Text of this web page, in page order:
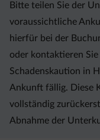
Bitte teilen Sie der
voraussichtliche
hierfür bei der
oder kontaktieren
Schadenskaution in
Ankunft fällig. Diese
vollständig
Abnahme der